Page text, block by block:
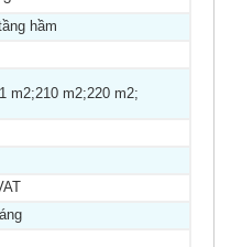
hầm
m2;210 m2;220 m2;